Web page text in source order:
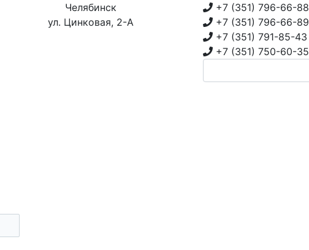
Челябинск
ул. Цинковая, 2-А
+7 (351) 796-66-88
+7 (351) 796-66-89
+7 (351) 791-85-43
+7 (351) 750-60-35